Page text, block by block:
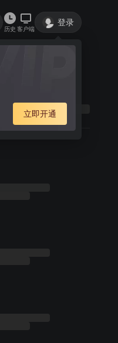
历史 客户端
登录
立即开通